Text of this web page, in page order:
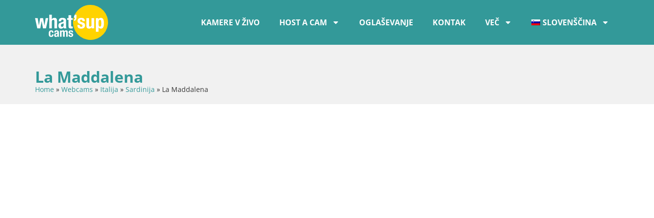
KAMERE V ŽIVO HOST A CAM OGLAŠEVANJE KONTAK VEČ SLOVENŠČINA
La Maddalena
Home » Webcams » Italija » Sardinija » La Maddalena